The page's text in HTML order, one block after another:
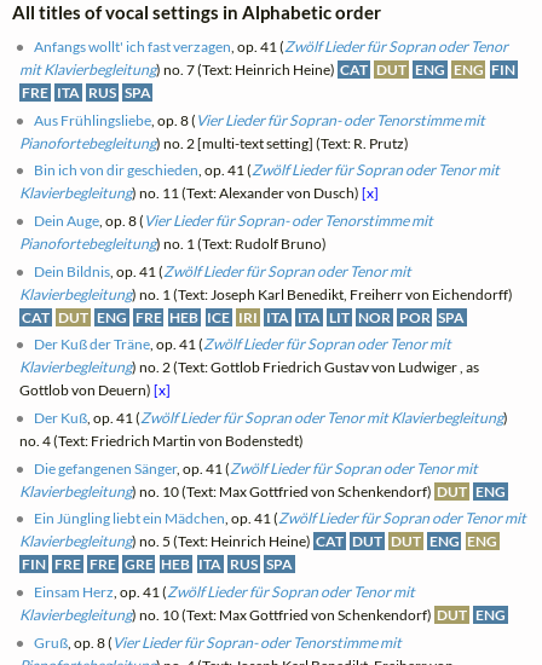
All titles of vocal settings in Alphabetic order
Anfangs wollt' ich fast verzagen , op. 41 (Zwölf Lieder für Sopran oder Tenor
mit Klavierbegleitung) no. 7 (Text: Heinrich Heine) CAT DUT ENG ENG FIN
FRE ITA RUS SPA
Aus Frühlingsliebe , op. 8 ( Vier Lieder für Sopran- oder Tenorstimme mit
Pianofortebegleitung) no. 2 [multi-text setting] (Text: R. Prutz)
Bin ich von dir geschieden, op. 41 (Zwölf Lieder für Sopran oder Tenor mit
Klavierbegleitung) no. 11 (Text: Alexander von Dusch)[x]
Dein Auge , op. 8 ( Vier Lieder für Sopran- oder Tenorstimme mit
Pianofortebegleitung) no. 1 (Text: Rudolf Bruno)
Dein Bildnis , op. 41 (Zwölf Lieder für Sopran oder Tenor mit
Klavierbegleitung) no. 1 (Text: Joseph Karl Benedikt, Freiherr von Eichendorff)
CAT DUT ENG FRE HEB ICE IRI ITA ITA LIT NOR POR SPA
Der Kuß der Träne, op. 41 (Zwölf Lieder für Sopran oder Tenor mit
Klavierbegleitung) no. 2 (Text: Gottlob Friedrich Gustav von Ludwiger , as
Gottlob von Deuern)[x]
Der Kuß , op. 41 (Zwölf Lieder für Sopran oder Tenor mit Klavierbegleitung)
no. 4 (Text: Friedrich Martin von Bodenstedt)
Die gefangenen Sänger, op. 41 (Zwölf Lieder für Sopran oder Tenor mit
Klavierbegleitung) no. 10 (Text: Max Gottfried von Schenkendorf) DUT ENG
Ein Jüngling liebt ein Mädchen, op. 41 (Zwölf Lieder für Sopran oder Tenor mit
Klavierbegleitung) no. 5 (Text: Heinrich Heine) CAT DUT DUT ENG ENG
FIN FRE FRE GRE HEB ITA RUS SPA
Einsam Herz , op. 41 (Zwölf Lieder für Sopran oder Tenor mit
Klavierbegleitung) no. 10 (Text: Max Gottfried von Schenkendorf) DUT ENG
Gruß , op. 8 ( Vier Lieder für Sopran- oder Tenorstimme mit